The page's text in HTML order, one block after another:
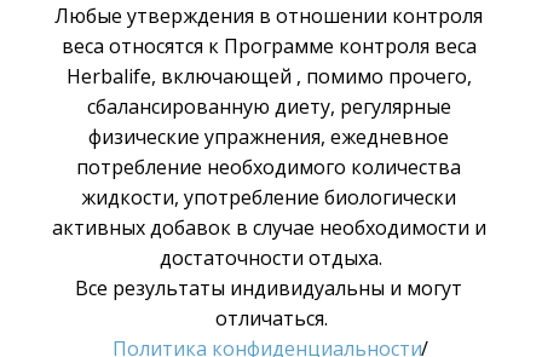
Любые утверждения в отношении контроля
веса относятся к Программе контроля веса
Herbalife, включающей , помимо прочего,
сбалансированную диету, регулярные
физические упражнения, ежедневное
потребление необходимого количества
жидкости, употребление биологически
активных добавок в случае необходимости и
достаточности отдыха.
Все результаты индивидуальны и могут
отличаться.
Политика конфиденциальности/